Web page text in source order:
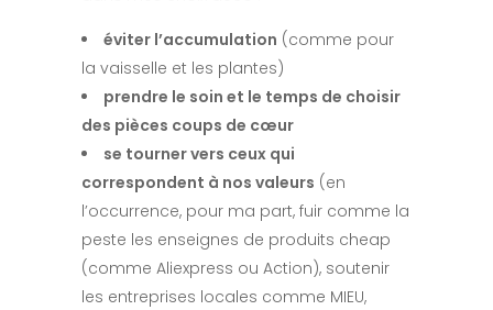
éviter l’accumulation (comme pour
la vaisselle et les plantes)
prendre le soin et le temps de choisir
des pièces coups de cœur
se tourner vers ceux qui
correspondent à nos valeurs (en
l’occurrence, pour ma part, fuir comme la
peste les enseignes de produits cheap
(comme Aliexpress ou Action), soutenir
les entreprises locales comme MIEU,